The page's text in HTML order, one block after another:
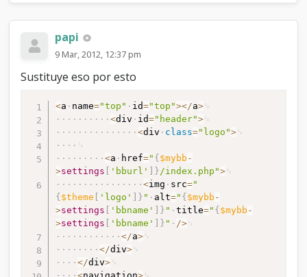
		{$bbclosedwarning}
		{$unreadreports}
		{$pending_joinrequests}
                <br />
		{$welcomeblock}
papi
9 Mar, 2012, 12:37 pm
Sustituye eso por esto
<a name="top" id="top"></a>
<div id="header">
<div class="logo">
<a href=" { $mybb -
>settings 'bburl' } /index.php">
<img src="
{ $theme 'logo' } " alt=" { $mybb -
>settings 'bbname' } " title=" { $mybb -
>settings 'bbname' } " />
</a>
</div>
</div>